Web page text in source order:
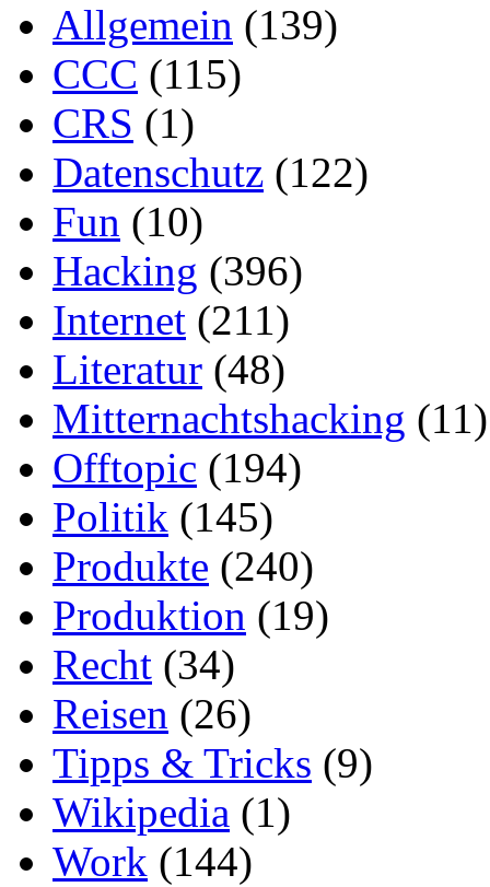
Allgemein (139)
CCC (115)
CRS (1)
Datenschutz (122)
Fun (10)
Hacking (396)
Internet (211)
Literatur (48)
Mitternachtshacking (11)
Offtopic (194)
Politik (145)
Produkte (240)
Produktion (19)
Recht (34)
Reisen (26)
Tipps & Tricks (9)
Wikipedia (1)
Work (144)